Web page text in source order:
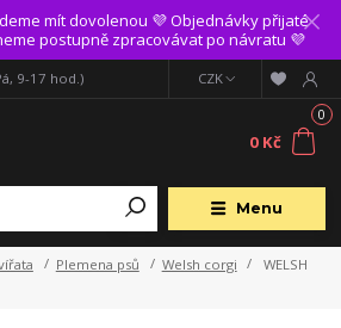
mít dovolenou 💜 Objednávky přijaté
postupně zpracovávat po návratu 💜
Menu
CZK
9-17 hod.)
0
0 Kč
Plemena psů Welsh corgi
WELSH